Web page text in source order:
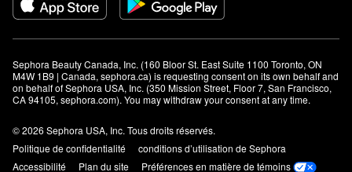
Sephora Beauty Canada, Inc. (160 Bloor St. East Suite 1100 Toronto, ON
M4W 1B9 | Canada, sephora.ca) is requesting consent on its own behalf and
on behalf of Sephora USA, Inc. (350 Mission Street, Floor 7, San Francisco,
CA 94105, sephora.com). You may withdraw your consent at any time.
© 2026 Sephora USA, Inc. Tous droits réservés.
Politique de confidentialité
conditions d’utilisation de Sephora
Accessibilité
Plan du site Préférences en matière de témoins